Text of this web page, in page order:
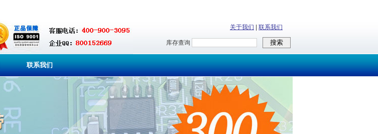
关于我们 联系我们
库存查询
联系我们